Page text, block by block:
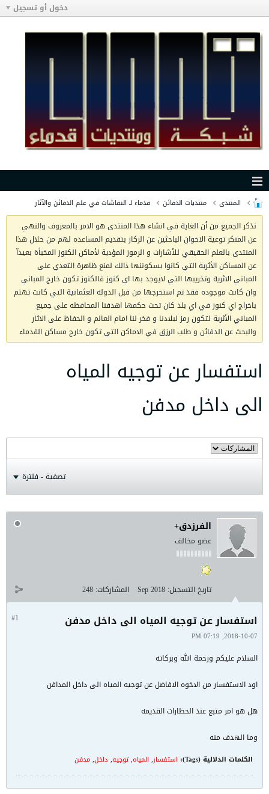
دخول أو تسجيل
المنتدى منتديات الدفائن قدماء لـ النقاشات في علم الدفائن والآثار
نذكر الجميع من أن الغاية في انشاء هذا المنتدى هو الامر بالمعروف والنهي
عن المنكر توعية الاخوان الباحثين عن الركاز بتقديم المساعده لهم من خلال هذا
المنتدى بالعلم الحقيقي للأشارات و الرموز المؤدية لأماكن الكنوز المخبأة بعيدآ
عن المساكن الأثرية التي كانوا يسكوننها ذالك لمنع ظاهرة التعدي على
المباني الاثرية وتخريبها التي لايوجد بها اي كنوز فالكنوز تكون خارج المباني
وان كانت موجوده فقد تم استخرجها من قبل الدوله العثمانية التي كانت تهتم
باخراج اي كنوز في اي بلد كان تحت حكمها اهدفنا المحافظه على جميع
المباني الأثرية لتكون رمز لبلادنا و فخر لنا امام العالم و الحفاظ على الاثار
والبحث عن الدفائن و طلب الرزق في الاماكن التي تكون خارج مساكن القدماء
استفسار عن توجيه المياه
الى داخل مدفن
تصفية - فلترة
الفرزدق+
عضو مخالف
تاريخ التسجيل: Sep 2018 المشاركات: 248
#1 استفسار عن توجيه المياه الى داخل مدفن
2018-10-07, 07:19 PM
السلام عليكم ورحمة الله وبركاته
اود الاستفسار من الاخوه الافاضل عن توجيه المياه الى داخل المدافن
هل هو امر متبع عند الحظارات القديمه
وما الهدف منه
الكلمات الدلالية (Tags): استفسار, المياه,توجيه,داخل,مدفن